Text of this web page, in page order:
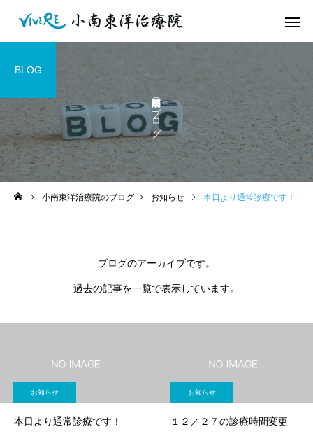
小南東洋治療院のブログ
BLOG
小南東洋治療院のブログ お知らせ 本日より通常診療です！
ブログのアーカイブです。
過去の記事を一覧で表示しています。
お知らせ
本日より通常診療です！
お知らせ
１２／２７の診療時間変更